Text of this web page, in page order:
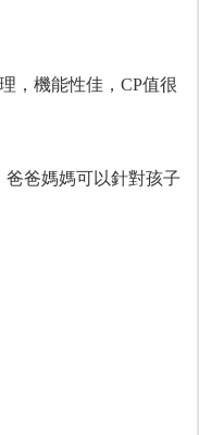
，機能性佳，CP值很
爸媽媽可以針對孩子